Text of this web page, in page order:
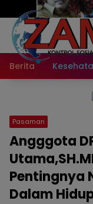
Berita
Pasaman
Angggota
Pentingnya
Dalam